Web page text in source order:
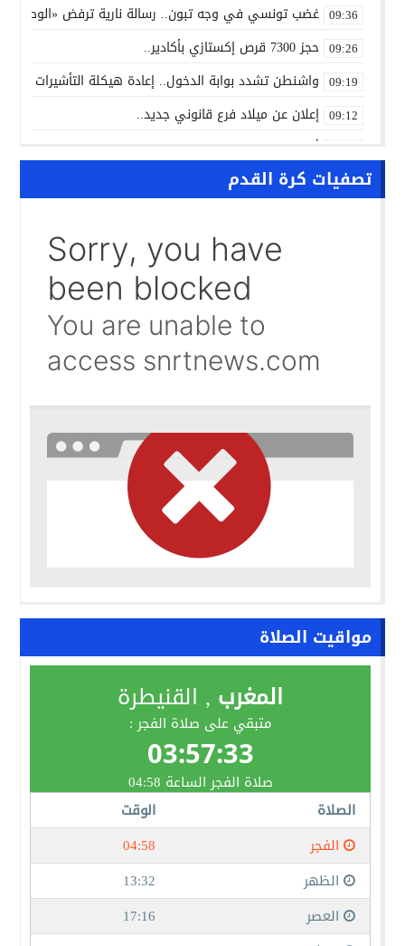
09:36 غضب تونسي في وجه تبون.. رسالة نارية ترفض «الوصاية
09:26 حجز 7300 قرص إكستازي بأكادير..
09:19 واشنطن تشدد بوابة الدخول.. إعادة هيكلة التأشيرات تربك
09:12 إعلان عن ميلاد فرع قانوني جديد..
أزمة المحامين تدخل القضاء غرفة الإنعاش.. والمعتقلون
10:24 NEWS “بالعربي” أخبار بالمختصر المفيد من كل حدب وصوب
الجامعة تشتعل.. والرسوم قد تتحول إلى «فاتورة
البوليساريو تحت مجهر الكونغرس الأمريكي.. واشنطن
حين تحارب الدولة فوضى الصحافة… وتفتح العمالات
تصفيات كرة القدم
مواقيت الصلاة